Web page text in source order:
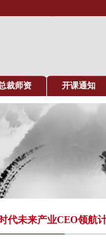
裁师资 开课通知
代未来产业CEO领航